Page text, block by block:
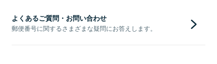
よくあるご質問・お問い合わせ
郵便番号に関するさまざまな疑問にお答えします。